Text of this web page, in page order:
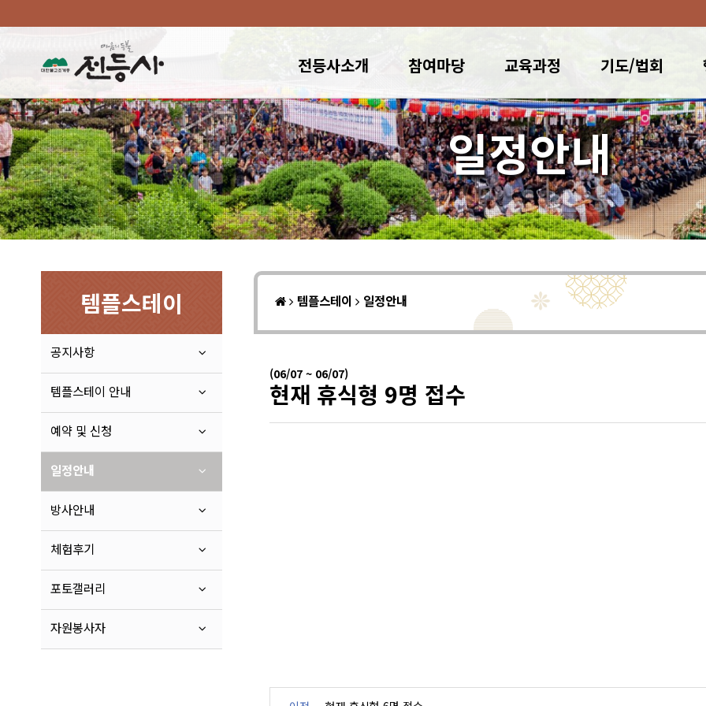
전등사소개 참여마당 교육과정 기도/법회
일정안내
템플스테이
공지사항
템플스테이 안내
예약 및 신청
일정안내
방사안내
체험후기
포토갤러리
자원봉사자
템플스테이 일정안내
(06/07 ~ 06/07)
현재 휴식형 9명 접수